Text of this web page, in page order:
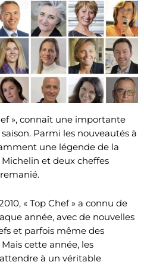
», connaît une importante
Parmi les nouveautés à
une légende de la
et deux cheffes
« Top Chef » a connu de
année, avec de nouvelles
et parfois même des
cette année, les
à un véritable